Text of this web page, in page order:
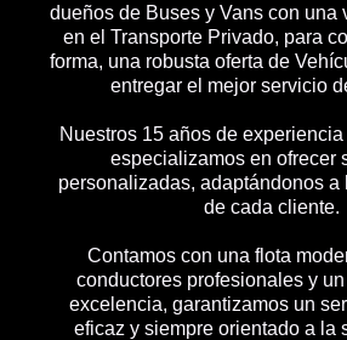
dueños de Buses y Vans con una
en el Transporte Privado, para
forma, una robusta oferta de
entregar el mejor servicio
Nuestros 15 años de
especializamos en ofrecer
personalizadas, adaptándonos
de cada cliente.
Contamos con una flota
conductores profesionales y
excelencia, garantizamos un
eficaz y siempre orientado a la